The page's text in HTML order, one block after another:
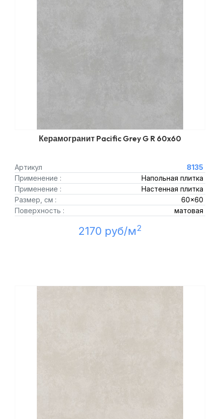
Керамогранит Pacific Grey G R 60x60
Артикул
8135
Применение :
Напольная плитка
Применение :
Настенная плитка
Размер, см :
60x60
Поверхность :
матовая
2170 руб/м2